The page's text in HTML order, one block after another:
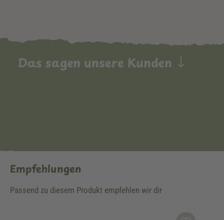
Das sagen unsere Kunden
Empfehlungen
Passend zu diesem Produkt empfehlen wir dir